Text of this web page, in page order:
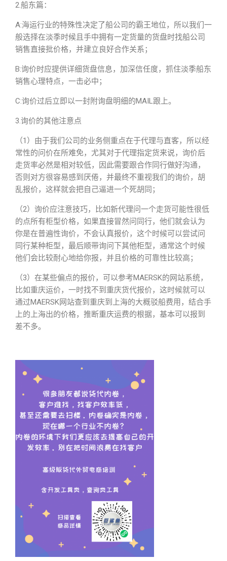
2.船东篇：
A:海运行业的特殊性决定了船公司的霸王地位，所以我们一
般选择在淡季时候且手中拥有一定货量的货盘时找船公司
销售直接批价格，并建立良好合作关系；
B:询价时应提供详细货盘信息，加深信任度，抓住淡季船东
销售心理特点，一击必中；
C:询价过后立即以一封附询盘明细的MAIL跟上。
3.询价的其他注意点
（1）由于我们公司的业务侧重点在于代理与直客，所以经
常性的问价在所难免，尤其对于代理指定货来说，询价后
走货率必然是相对较低，因此需要跟合作同行做好沟通，
否则对方很容易感到厌倦，并最终不重视我们的询价，胡
乱报价，这样就会把自己逼进一个死胡同；
（2）询价应注意技巧，比如新代理问一个走货可能性很低
的点所有柜型价格，如果直接冒然问同行，他们就会认为
你是在普遍性询价，不会认真报价，这个时候可以尝试问
同行某种柜型，最后顺带询问下其他柜型，通常这个时候
他们会比较耐心地给你报，并且价格的可靠性比较高；
（3）在某些偏点的报价，可以参考MAERSK的网站系统，
比如重庆运价，一时找不到重庆货代报价，这时候就可以
通过MAERSK网站查到重庆到上海的大概驳船费用，结合手
上的上海出的价格，推断重庆运费的根据，基本可以报到
差不多。